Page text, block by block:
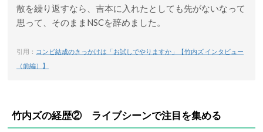
散を繰り返すなら、吉本に入れたとしても先がないなって
思って、そのままNSCを辞めました。
引用： コンビ結成のきっかけは「お試しでやりますか」【竹内ズ インタビュー
（前編）】
竹内ズの経歴② ライブシーンで注目を集める